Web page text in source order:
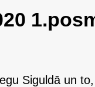
Siguldā un